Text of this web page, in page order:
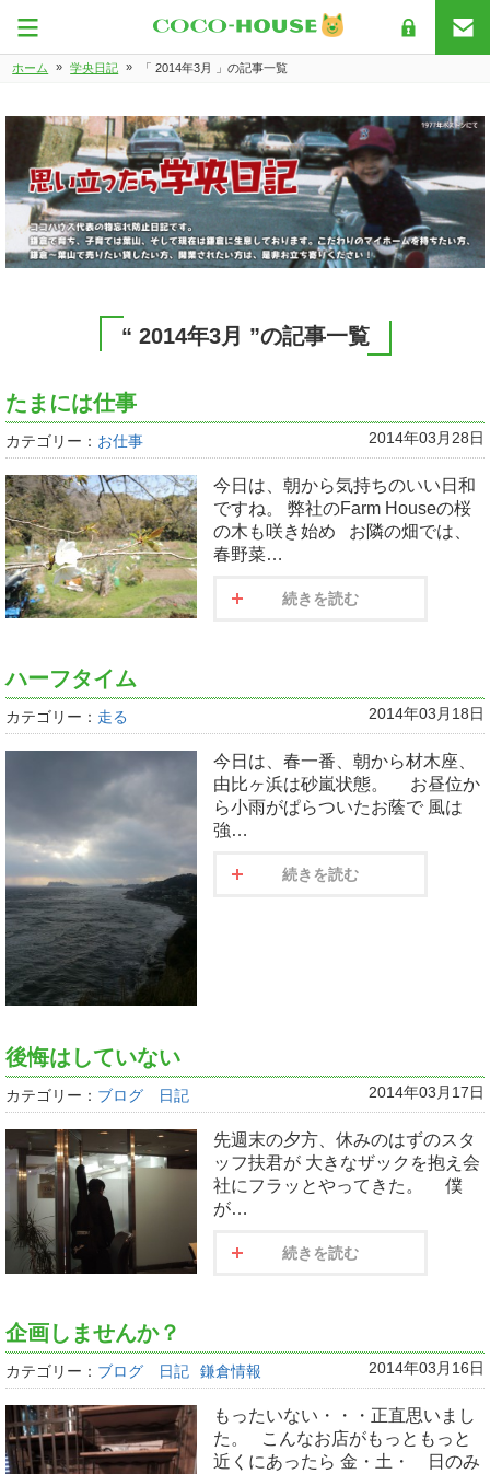
ホーム » 学央日記 » 「 2014年3月 」の記事一覧
“ 2014年3月 ”の記事一覧
たまには仕事
カテゴリー： お仕事 2014年03月28日
今日は、朝から気持ちのいい日和
ですね。 弊社のFarm Houseの桜
の木も咲き始め お隣の畑では、
春野菜…
続きを読む
ハーフタイム
カテゴリー： 走る 2014年03月18日
今日は、春一番、朝から材木座、
由比ヶ浜は砂嵐状態。 お昼位か
ら小雨がぱらついたお蔭で 風は
強…
続きを読む
後悔はしていない
カテゴリー： ブログ 日記 2014年03月17日
先週末の夕方、休みのはずのスタ
ッフ扶君が 大きなザックを抱え会
社にフラッとやってきた。 僕
が…
続きを読む
企画しませんか？
カテゴリー： ブログ 日記 鎌倉情報 2014年03月16日
もったいない・・・正直思いまし
た。 こんなお店がもっともっと
近くにあったら 金・土・ 日のみ